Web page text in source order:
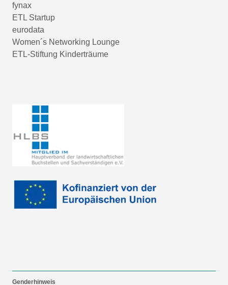
fynax
ETL Startup
eurodata
Women´s Networking Lounge
ETL-Stiftung Kinderträume
Genderhinweis